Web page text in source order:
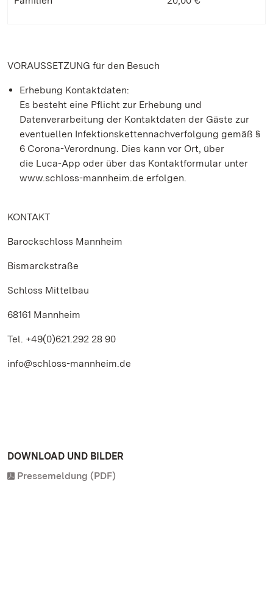
VORAUSSETZUNG für den Besuch
Erhebung Kontaktdaten:
Es besteht eine Pflicht zur Erhebung und
Datenverarbeitung der Kontaktdaten der Gäste zur
eventuellen Infektionskettennachverfolgung gemäß §
6 Corona-Verordnung. Dies kann vor Ort, über
die Luca-App oder über das Kontaktformular unter
www.schloss-mannheim.de erfolgen.
KONTAKT
Barockschloss Mannheim
Bismarckstraße
Schloss Mittelbau
68161 Mannheim
Tel. +49(0)621.292 28 90
info@schloss-mannheim.de
DOWNLOAD UND BILDER
Pressemeldung (PDF)